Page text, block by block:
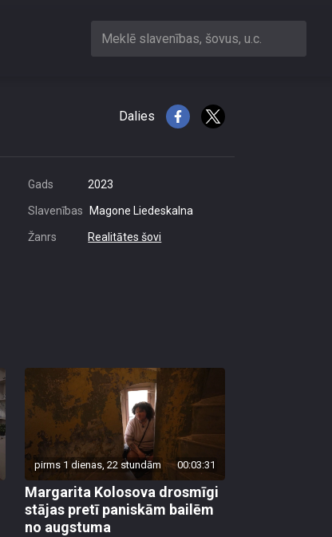
Meklē slavenības, šovus, u.c.
Dalies
Gads 2023
Slavenības Magone Liedeskalna
Žanrs Realitātes šovi
pirms 1 dienas, 22 stundām 00:03:31
Margarita Kolosova drosmīgi
stājas pretī paniskām bailēm
no augstuma